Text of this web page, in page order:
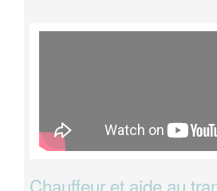
Chauffeur et aide au